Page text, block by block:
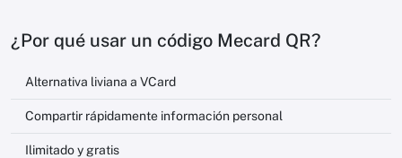
¿Por qué usar un código Mecard QR?
Alternativa liviana a VCard
Compartir rápidamente información personal
Ilimitado y gratis